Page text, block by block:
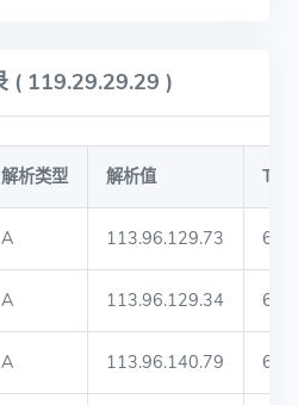
( 119.29.29.29 )
解析类型 解析值 TTL
A 113.96.129.73 60
A 113.96.129.34 60
A 113.96.140.79 60